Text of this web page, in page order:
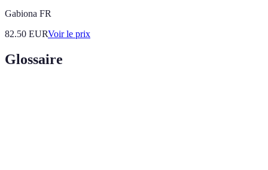
Gabiona FR
82.50 EURVoir le prix
Glossaire